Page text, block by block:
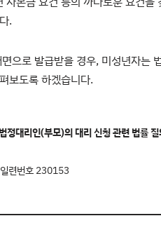
.
으로 발급받을 경우, 미성년자는
보도록 하겠습니다.
정대리인(부모)의 대리 신청 관련 법률
련번호 230153